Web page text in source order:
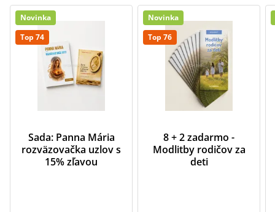
Novinka
Top 74
Sada: Panna Mária
rozväzovačka uzlov s
15% zľavou
Novinka
Top 76
8 + 2 zadarmo -
Modlitby rodičov za
deti